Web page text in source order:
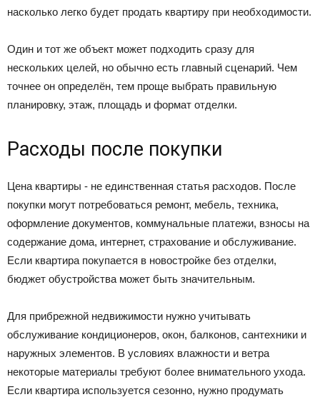
насколько легко будет продать квартиру при необходимости.
Один и тот же объект может подходить сразу для
нескольких целей, но обычно есть главный сценарий. Чем
точнее он определён, тем проще выбрать правильную
планировку, этаж, площадь и формат отделки.
Расходы после покупки
Цена квартиры - не единственная статья расходов. После
покупки могут потребоваться ремонт, мебель, техника,
оформление документов, коммунальные платежи, взносы на
содержание дома, интернет, страхование и обслуживание.
Если квартира покупается в новостройке без отделки,
бюджет обустройства может быть значительным.
Для прибрежной недвижимости нужно учитывать
обслуживание кондиционеров, окон, балконов, сантехники и
наружных элементов. В условиях влажности и ветра
некоторые материалы требуют более внимательного ухода.
Если квартира используется сезонно, нужно продумать